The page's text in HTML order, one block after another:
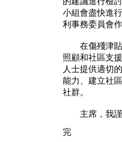
小組會盡快進
利事務委員會
在傷殘津貼
照顧和社區支
人士提供適切
能力、建立社
社群。
主席，我謹
完